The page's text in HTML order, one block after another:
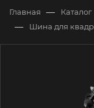
Главная — Каталог
— Шина для